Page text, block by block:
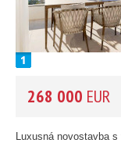
OBLASŤ(môžete
Istria (3)
Kvarner (9)
Južná Dalmácia
CENA(vyberte
268 000 EUR
Luxusná novostavba